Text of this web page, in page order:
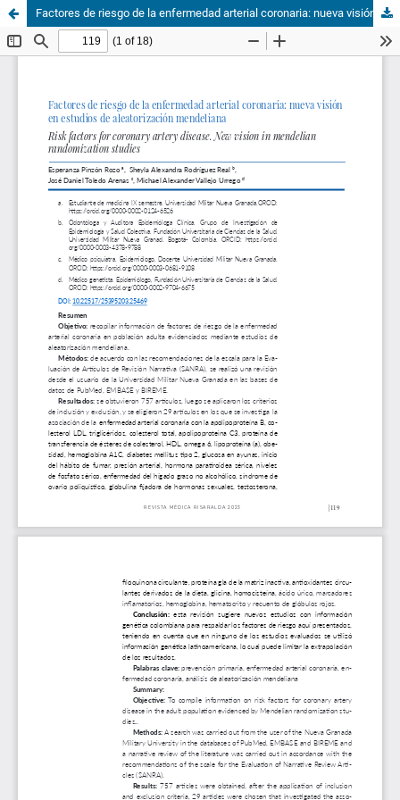
Factores de riesgo de la enfermedad arterial coronaria: nueva visión en estudios de aleatorización mendeliana